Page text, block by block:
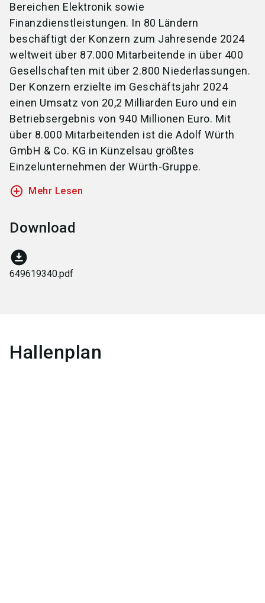
Bereichen Elektronik sowie
Finanzdienstleistungen. In 80 Ländern
beschäftigt der Konzern zum Jahresende 2024
weltweit über 87.000 Mitarbeitende in über 400
Gesellschaften mit über 2.800 Niederlassungen.
Der Konzern erzielte im Geschäftsjahr 2024
einen Umsatz von 20,2 Milliarden Euro und ein
Betriebsergebnis von 940 Millionen Euro. Mit
über 8.000 Mitarbeitenden ist die Adolf Würth
GmbH & Co. KG in Künzelsau größtes
Einzelunternehmen der Würth-Gruppe.
add_circle_outline Mehr Lesen
Download
download_for_offline
649619340.pdf
Hallenplan